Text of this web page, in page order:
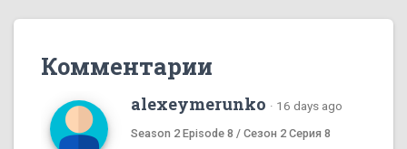
Комментарии
alexeymerunko · 16 days ago
Season 2 Episode 8 / Сезон 2 Серия 8